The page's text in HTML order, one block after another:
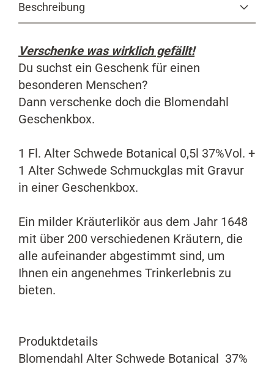
Beschreibung
Verschenke was wirklich gefällt!
Du suchst ein Geschenk für einen
besonderen Menschen?
Dann verschenke doch die Blomendahl
Geschenkbox.
1 Fl. Alter Schwede Botanical 0,5l 37%Vol. +
1 Alter Schwede Schmuckglas mit Gravur
in einer Geschenkbox.
Ein milder Kräuterlikör aus dem Jahr 1648
mit über 200 verschiedenen Kräutern, die
alle aufeinander abgestimmt sind, um
Ihnen ein angenehmes Trinkerlebnis zu
bieten.
Produktdetails
Blomendahl Alter Schwede Botanical 37%